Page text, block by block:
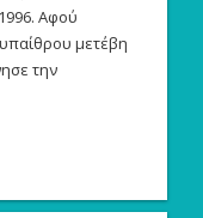
Αφού
μετέβη
την